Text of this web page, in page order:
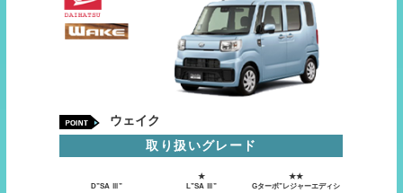
ウェイク
取り扱いグレード
D”SA Ⅲ”
★
L”SA Ⅲ”
★★
Gターボ”レジャーエディシ